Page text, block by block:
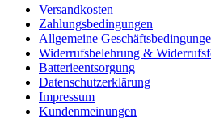
Versandkosten
Zahlungsbedingungen
Allgemeine
Widerrufsbelehrung &
Batterieentsorgung
Datenschutzerklärung
Impressum
Kundenmeinungen